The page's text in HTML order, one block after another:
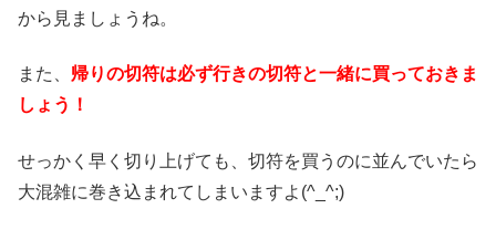
から見ましょうね。
また、 帰りの切符は必ず行きの切符と一緒に買っておきま
しょう！
せっかく早く切り上げても、切符を買うのに並んでいたら
大混雑に巻き込まれてしまいますよ(^_^;)